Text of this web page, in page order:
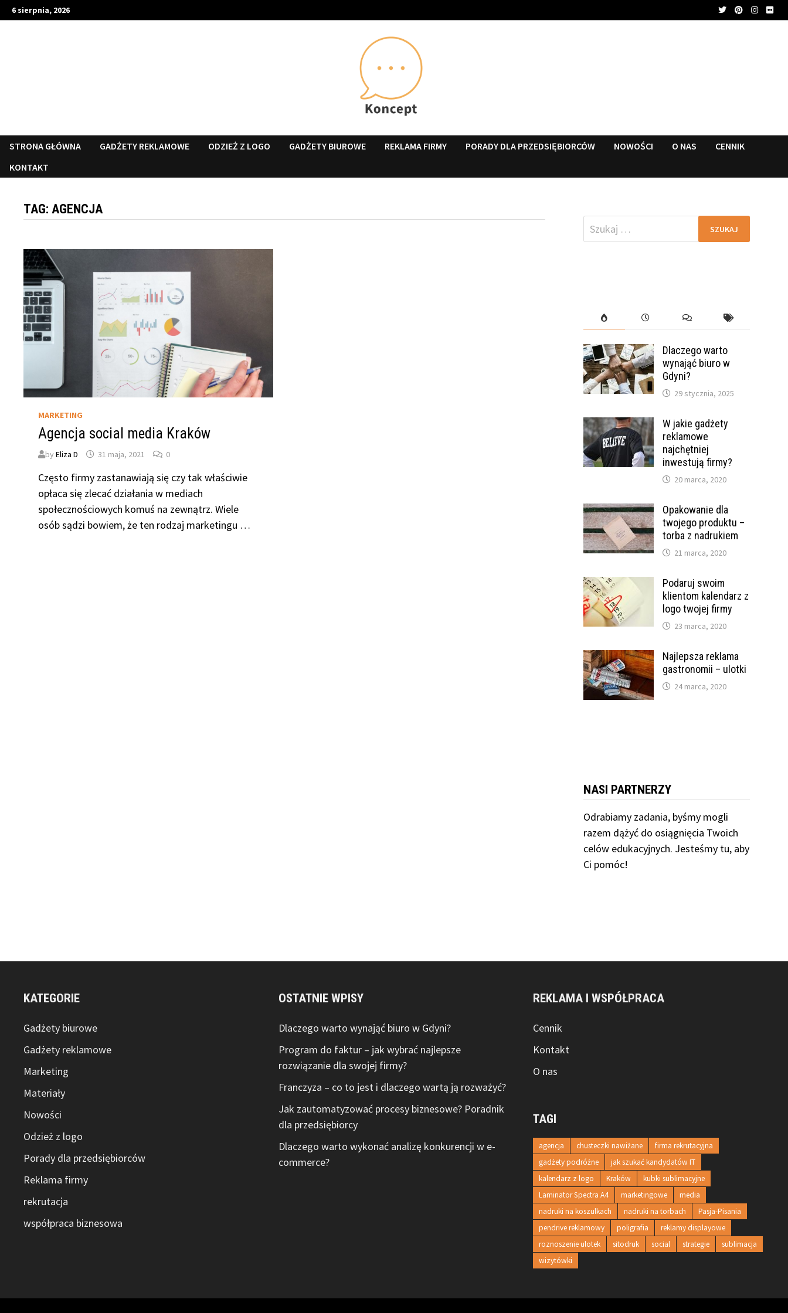
Skip
to
6 sierpnia, 2026
STRONA GŁÓWNA GADŻETY REKLAMOWE ODZIEŻ Z LOGO GADŻETY BIUROWE REKLAMA FIRMY PORADY DLA PRZEDSIĘBIORCÓW NOWOŚCI O NAS
CENNIK
KONTAKT
TAG:AGENCJA
MARKETING
Agencja social media Kraków
byEliza D 31 maja, 2021 0
Często firmy zastanawiają się czy tak właściwie
opłaca się zlecać działania w mediach
społecznościowych komuś na zewnątrz. Wiele
osób sądzi bowiem, że ten rodzaj marketingu …
Szukaj:
Dlaczego warto
wynająć biuro w
Gdyni?
29 stycznia, 2025
W jakie gadżety
reklamowe
najchętniej
inwestują firmy?
20 marca, 2020
Opakowanie dla
twojego produktu –
torba z nadrukiem
21 marca, 2020
Podaruj swoim
klientom kalendarz z
logo twojej firmy
23 marca, 2020
Najlepsza reklama
gastronomii – ulotki
24 marca, 2020
NASI PARTNERZY
Odrabiamyzadania, byśmy mogli
razem dążyć do osiągnięcia Twoich
celów edukacyjnych. Jesteśmy tu, aby
Ci pomóc!
KATEGORIE
Gadżety biurowe
Gadżety reklamowe
Marketing
Materiały
Nowości
Odzież z logo
Porady dla przedsiębiorców
Reklama firmy
rekrutacja
współpraca biznesowa
OSTATNIE WPISY
Dlaczego warto wynająć biuro w Gdyni?
Program do faktur – jak wybrać najlepsze
rozwiązanie dla swojej firmy?
Franczyza – co to jest i dlaczego wartą ją rozważyć?
Jak zautomatyzować procesy biznesowe? Poradnik
dla przedsiębiorcy
Dlaczego warto wykonać analizę konkurencji w e-
commerce?
REKLAMA I WSPÓŁPRACA
Cennik
Kontakt
O nas
TAGI
agencja chusteczki nawiżane
firma rekrutacyjna
gadżety podróżne
jak szukać kandydatów IT
kalendarz z logo
Kraków
kubki sublimacyjne
Laminator Spectra A4
marketingowe
media
nadruki na koszulkach
nadruki na torbach
Pasja-Pisania
pendrive reklamowy
poligrafia
reklamy displayowe
roznoszenie ulotek
sitodruk social strategie
sublimacja
wizytówki